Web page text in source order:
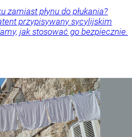
zamiast płynu do płukania?
przypisywany sycylijskim
jak stosować go bezpiecznie.